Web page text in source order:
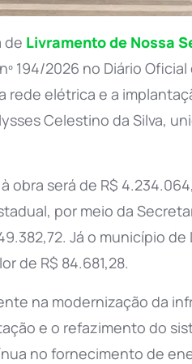
de Livramento de Nossa
194/2026 no Diário
rede elétrica e a
Celestino da Silva,
será de R$
por meio da
Já o município
de R$ 84.681,28.
na modernização da
e o refazimento do
no fornecimento de